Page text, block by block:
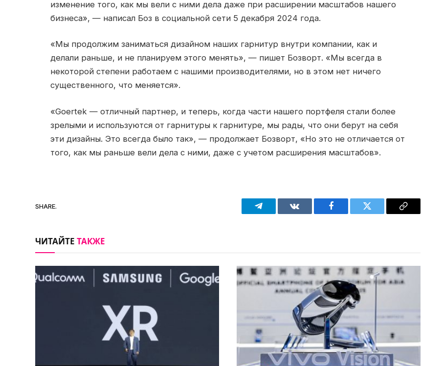
изменение того, как мы вели с ними дела даже при расширении масштабов нашего
бизнеса», — написал Боз в социальной сети 5 декабря 2024 года.
«Мы продолжим заниматься дизайном наших гарнитур внутри компании, как и
делали раньше, и не планируем этого менять», — пишет Бозворт. «Мы всегда в
некоторой степени работаем с нашими производителями, но в этом нет ничего
существенного, что меняется».
«Goertek — отличный партнер, и теперь, когда части нашего портфеля стали более
зрелыми и используются от гарнитуры к гарнитуре, мы рады, что они берут на себя
эти дизайны. Это всегда было так», — продолжает Бозворт, «Но это не отличается от
того, как мы раньше вели дела с ними, даже с учетом расширения масштабов».
SHARE.
Telegram VKontakteFacebook Twitter
Copy
ЧИТАЙТЕТАКЖЕ